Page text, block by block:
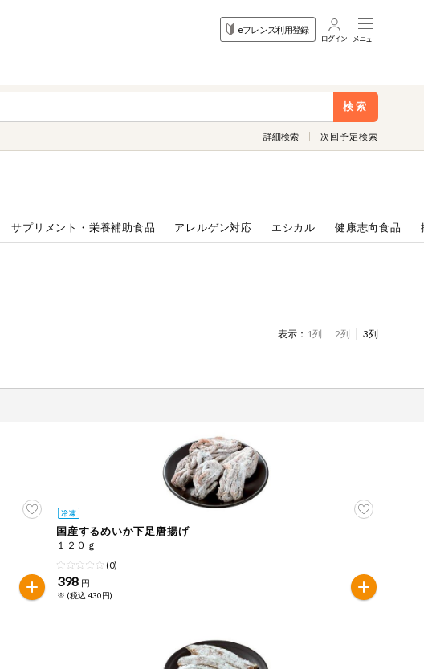
eフレンズ利用登録
検索
詳細検索 次回予定検索
サプリメント・栄養補助食品 アレルゲン対応 エシカル 健康志向食品
表示： 1列 2列 3列
国産するめいか下足唐揚げ
１２０ｇ
(0)
398 円
※ (税込 430円)